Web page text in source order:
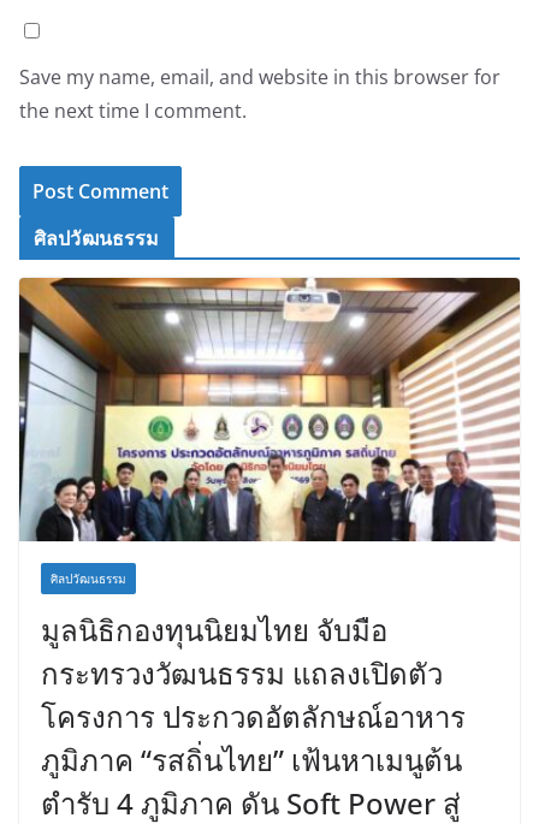
Save my name, email, and website in this browser for
the next time I comment.
ศิลปวัฒนธรรม
ศิลปวัฒนธรรม
มูลนิธิกองทุนนิยมไทย จับมือ
กระทรวงวัฒนธรรม แถลงเปิดตัว
โครงการ ประกวดอัตลักษณ์อาหาร
ภูมิภาค “รสถิ่นไทย” เฟ้นหาเมนูต้น
ตำรับ 4 ภูมิภาค ดัน Soft Power สู่